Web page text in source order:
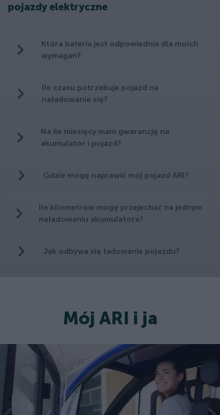
pojazdy elektryczne
Która bateria jest odpowiednia dla moich
wymagań?
Ile czasu potrzebuje pojazd na
naładowanie się?
Na ile miesięcy mam gwarancję na
akumulator i pojazd?
Gdzie mogę naprawić mój pojazd ARI?
Ile kilometrów mogę przejechać na jednym
naładowaniu akumulatora?
Jak odbywa się ładowanie pojazdu?
Mój ARI i ja